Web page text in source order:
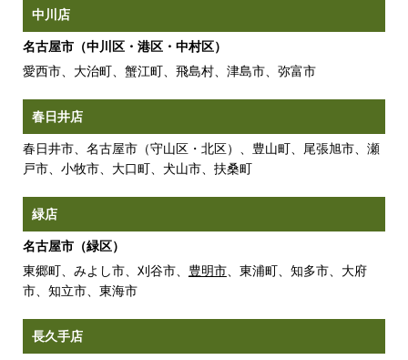
中川店
名古屋市（中川区・港区・中村区）
愛西市、大治町、蟹江町、飛島村、津島市、弥富市
春日井店
春日井市、名古屋市（守山区・北区）、豊山町、尾張旭市、瀬
戸市、小牧市、大口町、犬山市、扶桑町
緑店
名古屋市（緑区）
東郷町、みよし市、刈谷市、 豊明市、東浦町、知多市、大府
市、知立市、東海市
長久手店